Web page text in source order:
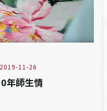
2019-11-26
年師生情